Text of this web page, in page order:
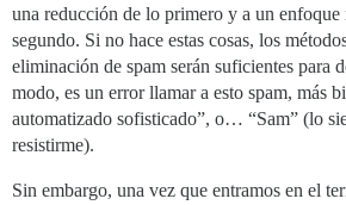
una reducción de lo primero y a un enfoque
segundo. Si no hace estas cosas, los
eliminación de spam serán suficientes para
modo, es un error llamar a esto spam, más
automatizado sofisticado”, o… “Sam” (lo
resistirme).
Sin embargo, una vez que entramos en el